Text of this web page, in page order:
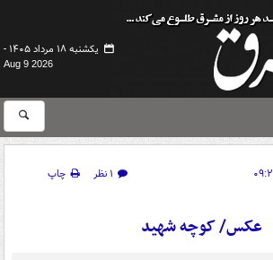
یکشنبه ۱۸ مرداد ۱۴۰۵ -
Aug 9 2026
۱ نظر
چاپ
عکس/ کوچه شهید